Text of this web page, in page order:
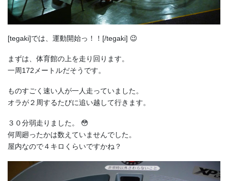
[tegaki]では、運動開始っ！！[/tegaki] 😉
まずは、体育館の上を走り回ります。
一周172メートルだそうです。
ものすごく速い人が一人走っていました。
オラが２周するたびに追い越して行きます。
３０分弱走りました。 😳
何周廻ったかは数えていませんでした。
屋内なので４キロくらいですかね？